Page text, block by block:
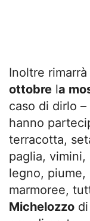
Inoltre rimarrà
ottobre la
caso di dirlo
hanno
terracotta,
paglia,
legno,
marmoree,
Michelozzo di